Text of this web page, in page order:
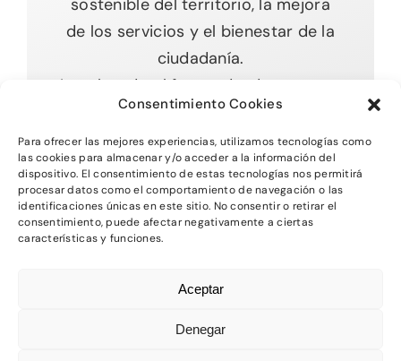
Consentimiento Cookies
Para ofrecer las mejores experiencias, utilizamos tecnologías como
las cookies para almacenar y/o acceder a la información del
dispositivo. El consentimiento de estas tecnologías nos permitirá
procesar datos como el comportamiento de navegación o las
identificaciones únicas en este sitio. No consentir o retirar el
consentimiento, puede afectar negativamente a ciertas
características y funciones.
Aceptar
Denegar
sostenible del territorio, la mejora
de los servicios y el bienestar de la
ciudadanía.
Impulsando el futuro desde nuestras
raíces.
Toggle
Navigation
Inicio
Aviso Legal-Política de Privacidad